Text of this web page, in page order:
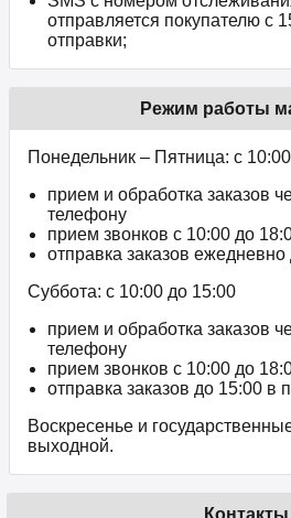
отправляется покупателю с
отправки;
Режим работы
Понедельник – Пятница: с
прием и обработка заказов
телефону
прием звонков c 10:00 до
отправка заказов ежедневно
Суббота: с 10:00 до 15:00
прием и обработка заказов
телефону
прием звонков c 10:00 до
отправка заказов до 15:00 в
Воскресенье и
выходной.
Контакты